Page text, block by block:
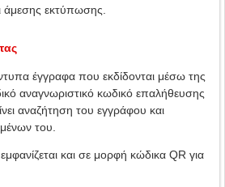
εκτύπωσης.
έγγραφα που εκδίδονται μέσω της
αναγνωριστικό κωδικό επαλήθευσης
αναζήτηση του εγγράφου και
του.
και σε μορφή κώδικα QR για